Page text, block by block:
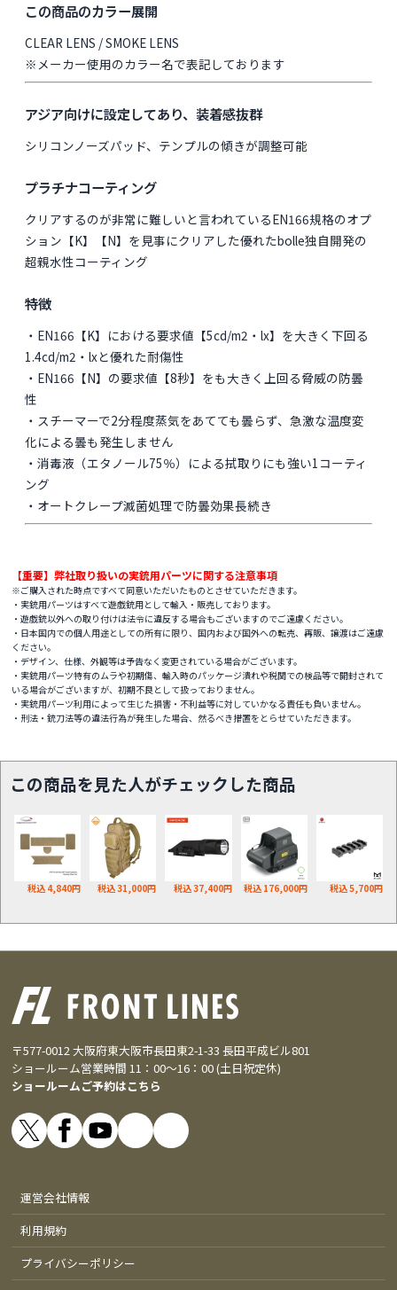
この商品のカラー展開
CLEAR LENS / SMOKE LENS
※メーカー使用のカラー名で表記しております
アジア向けに設定してあり、装着感抜群
シリコンノーズパッド、テンプルの傾きが調整可能
プラチナコーティング
クリアするのが非常に難しいと言われているEN166規格のオプ
ション【K】【N】を見事にクリアした優れたbolle独自開発の
超親水性コーティング
特徴
・EN166【K】における要求値【5cd/m2・lx】を大きく下回る
1.4cd/m2・lxと優れた耐傷性
・EN166【N】の要求値【8秒】をも大きく上回る脅威の防曇
性
・スチーマーで2分程度蒸気をあてても曇らず、急激な温度変
化による曇も発生しません
・消毒液（エタノール75％）による拭取りにも強い1コーティ
ング
・オートクレープ滅菌処理で防曇効果長続き
【重要】弊社取り扱いの実銃用パーツに関する注意事項
※ご購入された時点ですべて同意いただいたものとさせていただきます。
・実銃用パーツはすべて遊戯銃用として輸入・販売しております。
・遊戯銃以外への取り付けは法令に違反する場合もございますのでご遠慮ください。
・日本国内での個人用途としての所有に限り、国内および国外への転売、再販、譲渡はご遠慮
ください。
・デザイン、仕様、外観等は予告なく変更されている場合がございます。
・実銃用パーツ特有のムラや初期傷、輸入時のパッケージ潰れや税関での検品等で開封されて
いる場合がございますが、初期不良として扱っておりません。
・実銃用パーツ利用によって生じた損害・不利益等に対していかなる責任も負いません。
・刑法・銃刀法等の違法行為が発生した場合、然るべき措置をとらせていただきます。
この商品を見た人がチェックした商品
税込 4,840円 税込 31,000円 税込 37,400円 税込 176,000円 税込 5,700円
〒577-0012 大阪府東大阪市長田東2-1-33 長田平成ビル801
ショールーム営業時間 11：00～16：00 (土日祝定休)
ショールームご予約はこちら
運営会社情報
利用規約
プライバシーポリシー